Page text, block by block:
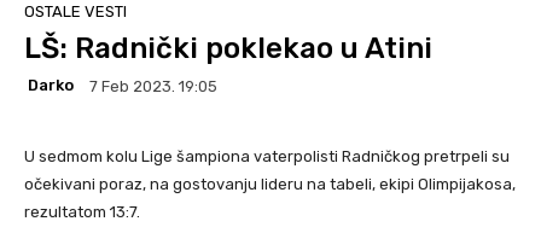
OSTALE VESTI
LŠ: Radnički poklekao u Atini
Darko 7 Feb 2023. 19:05
U sedmom kolu Lige šampiona vaterpolisti Radničkog pretrpeli su
očekivani poraz, na gostovanju lideru na tabeli, ekipi Olimpijakosa,
rezultatom 13:7.